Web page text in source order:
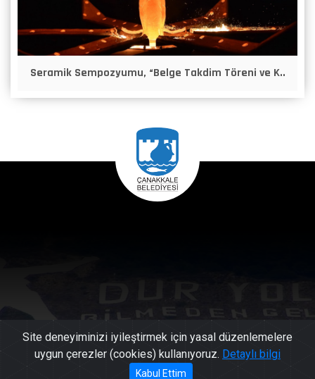
Seramik Sempozyumu, “Belge Takdim Töreni ve K..
Site deneyiminizi iyileştirmek için yasal düzenlemelere
uygun çerezler (cookies) kullanıyoruz. Detaylı bilgi
Kabul Ettim